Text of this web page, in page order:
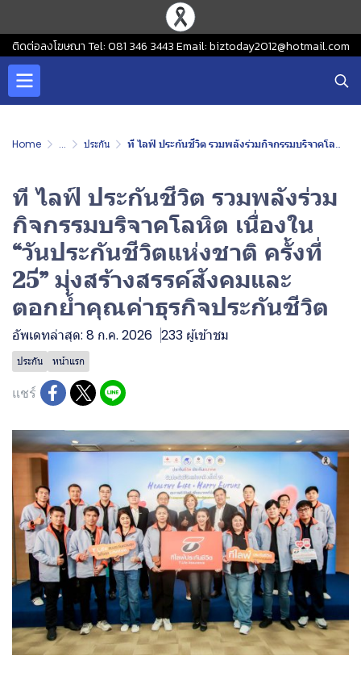
ติดต่อลงโฆษณา Tel: 081 346 3443 Email: biztoday2012@hotmail.com
Home ... ประกัน ที ไลฟ์ ประกันชีวิต รวมพลังร่วมกิจกรรมบริจาคโลหิต เนื่องใน “วันประกันชีวิตแห่งชาติ ครั้งที่ 25” มุ่งสร้างสรรค์สังคมและตอกย้ำคุณค่าธุรกิจประกันชีวิต
ที ไลฟ์ ประกันชีวิต รวมพลังร่วม
กิจกรรมบริจาคโลหิต เนื่องใน
“วันประกันชีวิตแห่งชาติ ครั้งที่
25” มุ่งสร้างสรรค์สังคมและ
ตอกย้ำคุณค่าธุรกิจประกันชีวิต
อัพเดทล่าสุด: 8 ก.ค. 2026 233 ผู้เข้าชม
ประกัน หน้าแรก
แชร์